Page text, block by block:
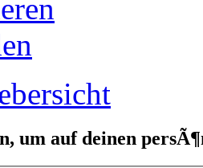
um auf deinen